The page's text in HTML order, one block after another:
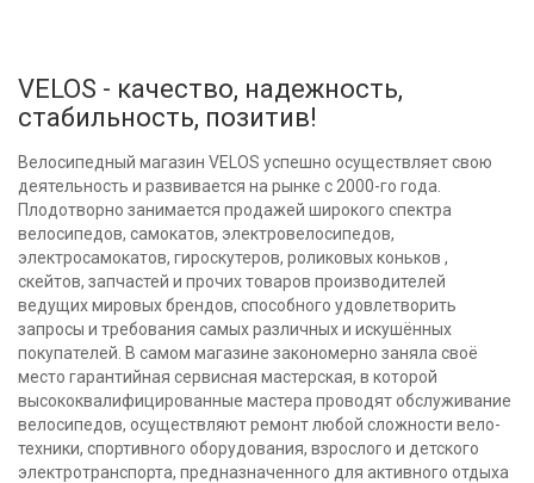
VELOS - качество, надежность,
стабильность, позитив!
Велосипедный магазин VELOS успешно осуществляет свою
деятельность и развивается на рынке с 2000-го года.
Плодотворно занимается продажей широкого спектра
велосипедов, самокатов, электровелосипедов,
электросамокатов, гироскутеров, роликовых коньков ,
скейтов, запчастей и прочих товаров производителей
ведущих мировых брендов, способного удовлетворить
запросы и требования самых различных и искушённых
покупателей. В самом магазине закономерно заняла своё
место гарантийная сервисная мастерская, в которой
высококвалифицированные мастера проводят обслуживание
велосипедов, осуществляют ремонт любой сложности вело-
техники, спортивного оборудования, взрослого и детского
электротранспорта, предназначенного для активного отдыха